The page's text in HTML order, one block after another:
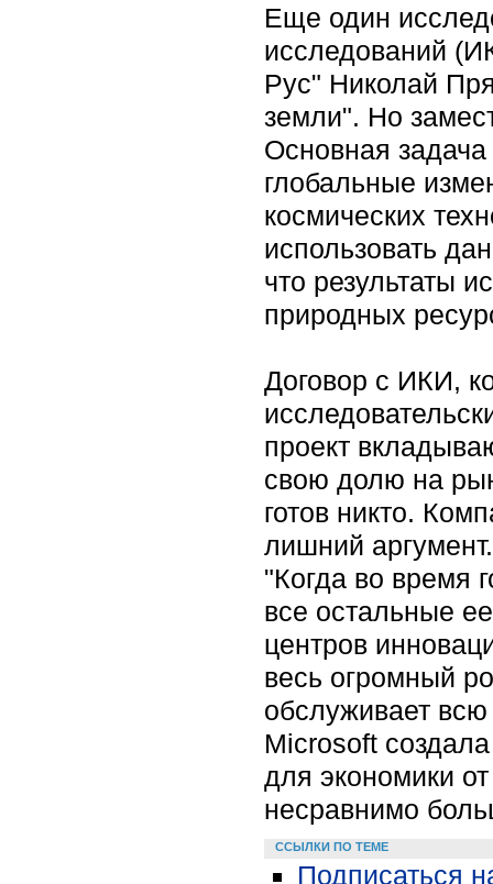
Еще один
исследований
Рус" Николай
земли". Но
Основная
глобальные
космических
использовать
что результаты
природных
Договор с ИКИ,
проект
свою долю на
готов никто.
лишний
"Когда во время
все остальные
центров
весь огромный
обслуживает
Microsoft
для экономики
несравнимо
ССЫЛКИ ПО ТЕМЕ
Подписаться